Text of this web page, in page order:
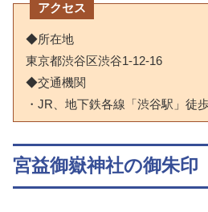
アクセス
◆所在地
東京都渋谷区渋谷1-12-16
◆交通機関
・JR、地下鉄各線「渋谷駅」徒
宮益御嶽神社の御朱印